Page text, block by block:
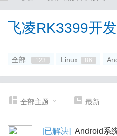
飞凌RK3399开
全部 123 Linux 86
全部主题 最新
[已解决] Android系